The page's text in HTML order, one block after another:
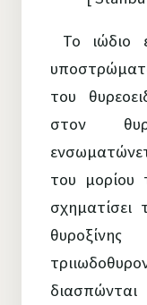
Το ιώδιο
του
στον
του μορίου